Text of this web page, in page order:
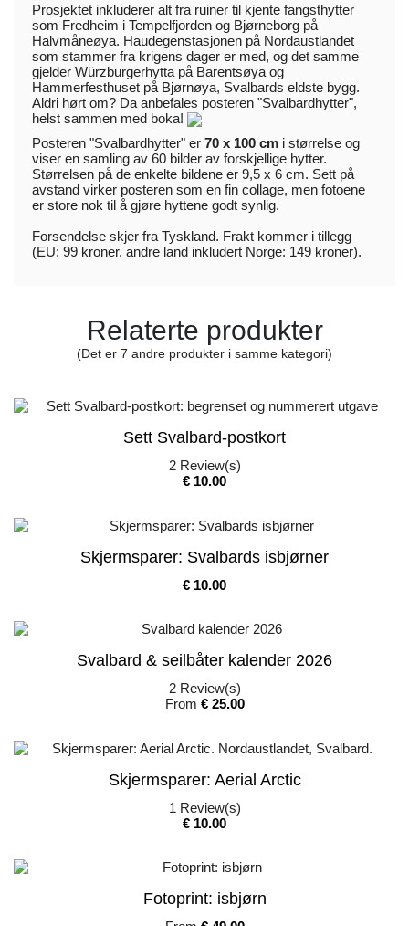
Prosjektet inkluderer alt fra ruiner til kjente fangsthytter
som Fredheim i Tempelfjorden og Bjørneborg på
Halvmåneøya. Haudegenstasjonen på Nordaustlandet
som stammer fra krigens dager er med, og det samme
gjelder Würzburgerhytta på Barentsøya og
Hammerfesthuset på Bjørnøya, Svalbards eldste bygg.
Aldri hørt om? Da anbefales posteren "Svalbardhytter",
helst sammen med boka!
Posteren "Svalbardhytter" er 70 x 100 cm i størrelse og
viser en samling av 60 bilder av forskjellige hytter.
Størrelsen på de enkelte bildene er 9,5 x 6 cm. Sett på
avstand virker posteren som en fin collage, men fotoene
er store nok til å gjøre hyttene godt synlig.
Forsendelse skjer fra Tyskland. Frakt kommer i tillegg
(EU: 99 kroner, andre land inkludert Norge: 149 kroner).
Relaterte produkter
(Det er 7 andre produkter i samme kategori)
Sett Svalbard-postkort
2Review(s)
Pris
€ 10.00
Skjermsparer: Svalbards isbjørner
Pris
€ 10.00
Svalbard & seilbåter kalender 2026
2Review(s)
From Pris
€ 25.00
Skjermsparer: Aerial Arctic
1 Review(s)
Pris
€ 10.00
Fotoprint: isbjørn